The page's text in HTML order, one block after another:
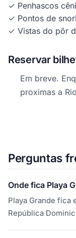
✓ Penhascos
✓ Pontos de
✓ Vistas do pôr
Reservar
Em breve.
proximas a
Perguntas
Onde fica Playa
Playa Grande fica
República